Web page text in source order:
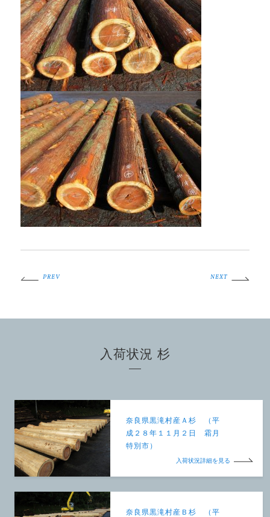
PREV NEXT
入荷状況 杉
奈良県黒滝村産Ａ杉 （平
成２８年１１月２日 霜月
特別市）
入荷状況詳細を見る
奈良県黒滝村産Ｂ杉 （平